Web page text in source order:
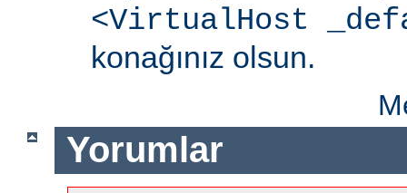
<VirtualHost
konağınız olsun.
Yorumlar